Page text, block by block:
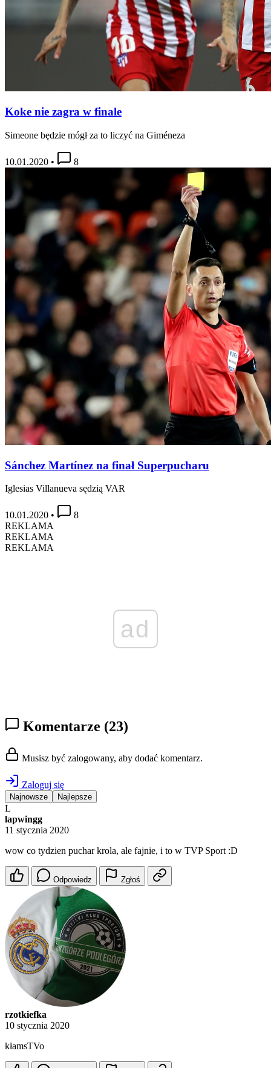
Koke nie zagra w finale
Simeone będzie mógł za to liczyć na Giméneza
10.01.2020 • 8
Sánchez Martínez na finał Superpucharu
Iglesias Villanueva sędzią VAR
10.01.2020 •
8
REKLAMA
REKLAMA
REKLAMA
ad
Komentarze (23)
Musisz być zalogowany, aby dodać komentarz.
Zaloguj się
Najnowsze Najlepsze
L
lapwingg
11 stycznia 2020
wow co tydzien puchar krola, ale fajnie, i to w TVP Sport :D
Odpowiedz Zgłoś
rzotkiefka
10 stycznia 2020
kłamsTVo